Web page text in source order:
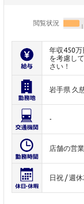
閲覧状況
年収450
を考慮し
さい！
岩手県 久
-
店舗の営
日祝 / 週